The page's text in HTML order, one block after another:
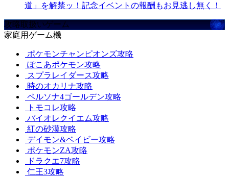
道」を解禁ッ！記念イベントの報酬もお見逃し無く！
攻略取扱いゲーム
家庭用ゲーム機
ポケモンチャンピオンズ攻略
ぽこあポケモン攻略
スプラレイダース攻略
時のオカリナ攻略
ペルソナ4ゴールデン攻略
トモコレ攻略
バイオレクイエム攻略
紅の砂漠攻略
デイモン&ベイビー攻略
ポケモンZA攻略
ドラクエ7攻略
仁王3攻略